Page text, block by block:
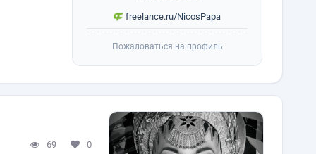
freelance.ru/NicosPapa
Пожаловаться на профиль
69 0